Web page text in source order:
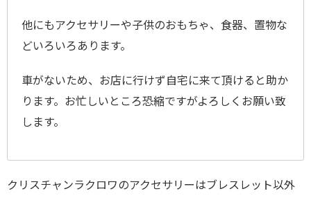
他にもアクセサリーや子供のおもちゃ、食器、置物な
どいろいろあります。
車がないため、お店に行けず自宅に来て頂けると助か
ります。お忙しいところ恐縮ですがよろしくお願い致
します。
クリスチャンラクロワのアクセサリーはブレスレット以外